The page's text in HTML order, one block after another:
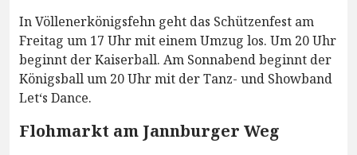
In Völlenerkönigsfehn geht das Schützenfest am
Freitag um 17 Uhr mit einem Umzug los. Um 20 Uhr
beginnt der Kaiserball. Am Sonnabend beginnt der
Königsball um 20 Uhr mit der Tanz- und Showband
Let‘s Dance.
Flohmarkt am Jannburger Weg